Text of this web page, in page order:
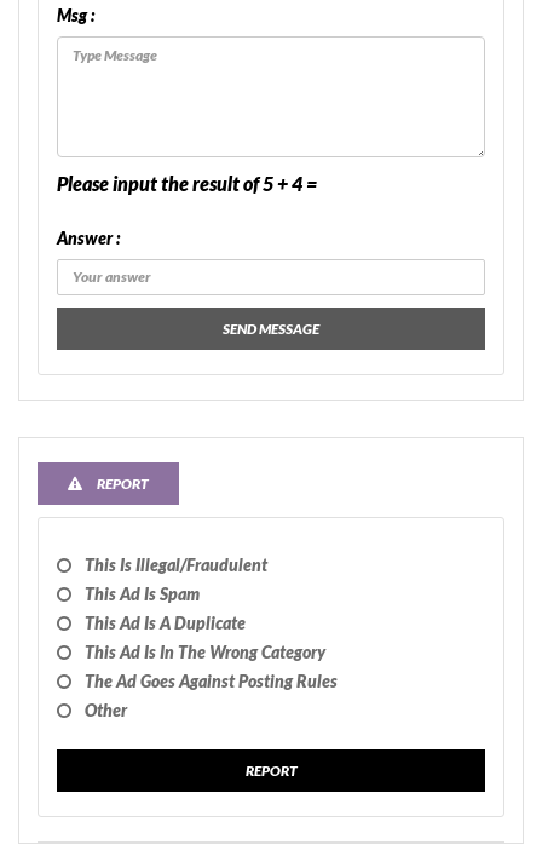
Msg :
Please input the result of 5 + 4 =
Answer :
SEND MESSAGE
REPORT
This Is Illegal/fraudulent
This Ad Is Spam
This Ad Is A Duplicate
This Ad Is In The Wrong Category
The Ad Goes Against Posting Rules
Other
REPORT